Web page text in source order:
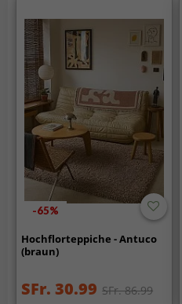
-65%
Hochflorteppiche - Antuco
(braun)
SFr. 30.99 SFr. 86.99